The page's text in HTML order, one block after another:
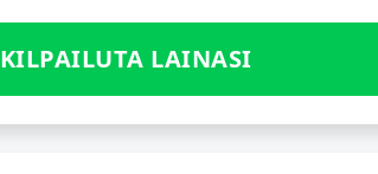
KILPAILUTA LAINASI